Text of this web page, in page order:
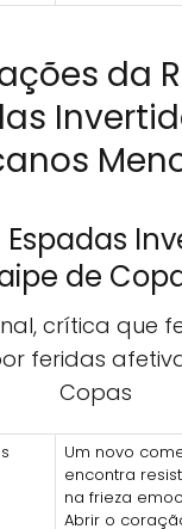
da
Espadas
de
crítica que
feridas
Copas
Um novo
encontra
na frieza
Abrir o